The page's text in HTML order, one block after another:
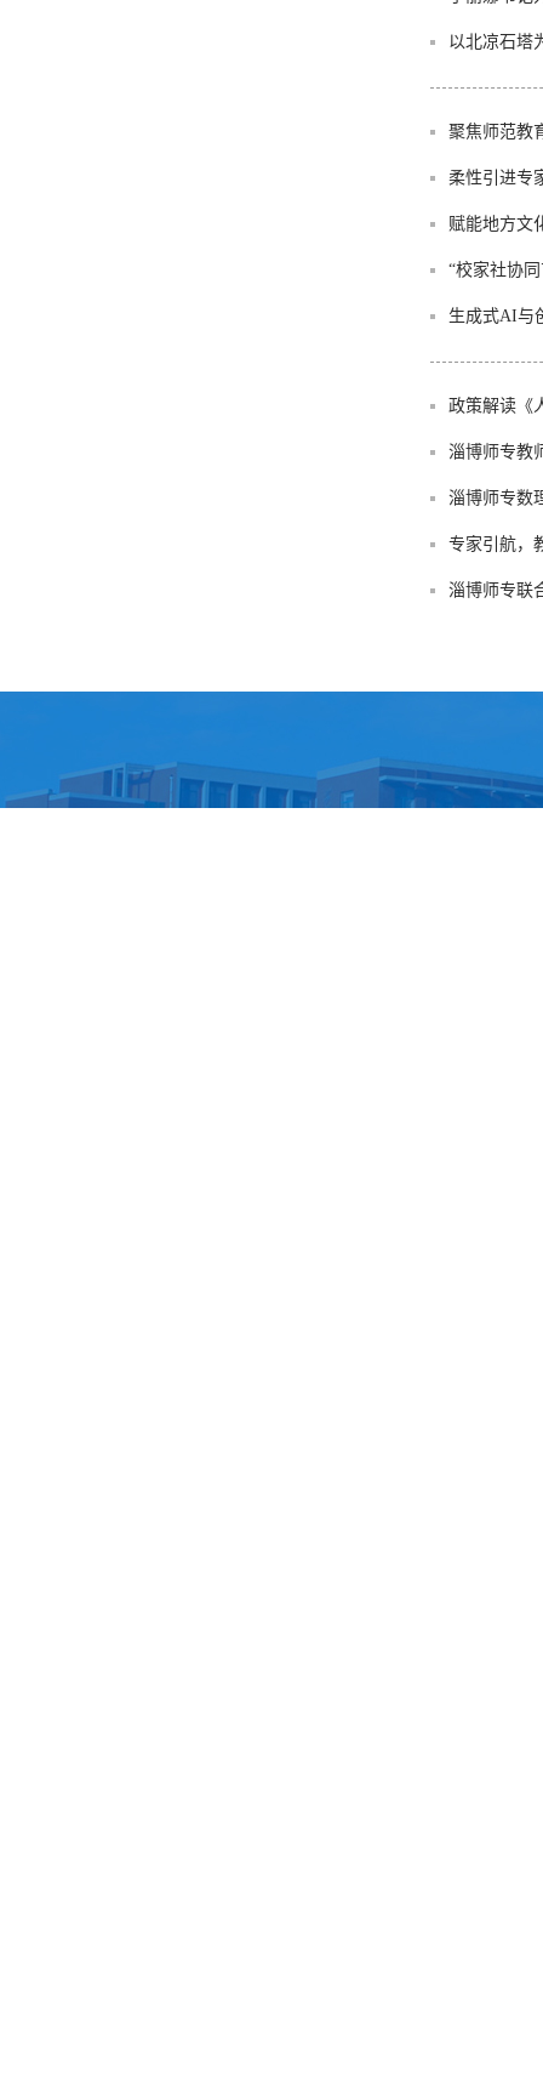
以北凉石塔
聚焦师范教
柔性引进专
赋能地方文
“校家社协
生成式AI与
政策解读《
淄博师专教
淄博师专数
专家引航，
淄博师专联